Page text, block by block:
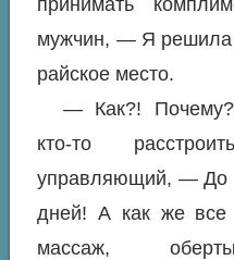
мужчин, — Я решила
райское место.
— Как?!
кто-то
управляющий, — До
дней! А как же все
массаж,